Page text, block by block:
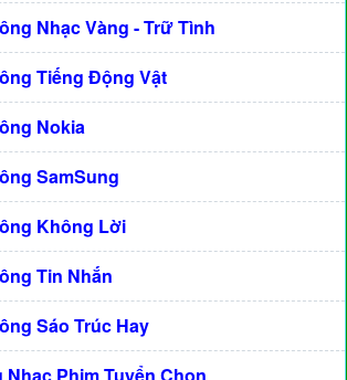
Nhạc Vàng - Trữ Tình
Tiếng Động Vật
Nokia
SamSung
Không Lời
Tin Nhắn
Sáo Trúc Hay